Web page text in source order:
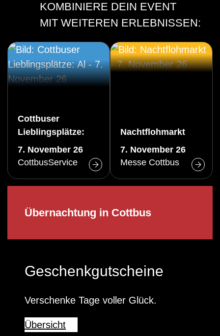
KOMBINIERE DEIN EVENT
MIT WEITEREN ERLEBNISSEN:
Cottbuser
Lieblingsplätze:
Altstadtrundgang
(Sa)
7. November 26
CottbusService
Nachtflohmarkt
7. November 26
Messe Cottbus
Übernachtung in Cottbus
Geschenkgutscheine
Verschenke Tage voller Glück.
Übersicht